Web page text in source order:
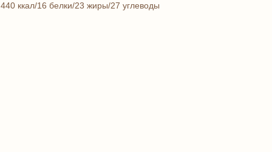
440 ккал/16 белки/23 жиры/27 углеводы